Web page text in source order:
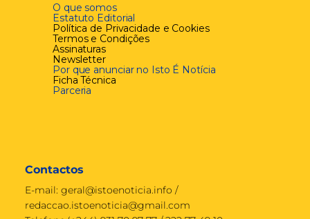
O que somos
Estatuto Editorial
Política de Privacidade e Cookies
Termos e Condições
Assinaturas
Newsletter
Por que anunciar no Isto É Notícia
Ficha Técnica
Parceria
Contactos
E-mail: geral@istoenoticia.info /
redaccao.istoenoticia@gmail.com